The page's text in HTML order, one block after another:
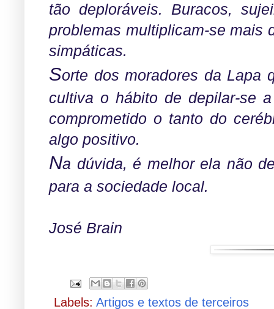
tão deploráveis. Buracos,
problemas multiplicam-se mais
simpáticas.
Sorte dos moradores da Lapa
cultiva o hábito de depilar-se
comprometido o tanto do
algo positivo.
Na dúvida, é melhor ela não
para a sociedade local.
José Brain
Labels: Artigos e textos de terceiros